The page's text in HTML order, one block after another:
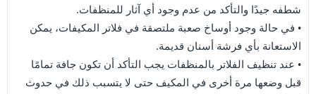
شطفه جيدًا والتأكد من عدم وجود أي آثار للمنظفات.
• في حالة وجود أوساخ صعبة ملتصقة في فلاتر المكيفات، يمكن
الاستعانة بأي فرشة أسنان قديمة.
• عند تنظيف الفلاتر بالمنظفات يجب التأكد أن تكون جافة تمامًا
قبل وضعها مرة أخرى في المكيف حتى لا يتسبب ذلك في حدوث